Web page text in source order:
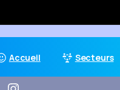
Accueil Secteurs